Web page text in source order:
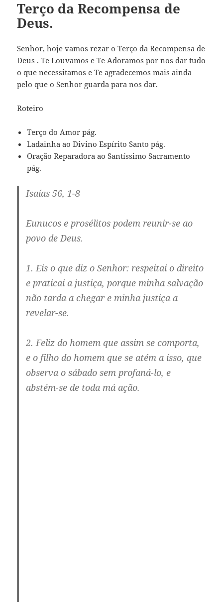
Terço da Recompensa de
Deus.
Senhor, hoje vamos rezar o Terço da Recompensa de
Deus . Te Louvamos e Te Adoramos por nos dar tudo
o que necessitamos e Te agradecemos mais ainda
pelo que o Senhor guarda para nos dar.
Roteiro
Terço do Amor pág.
Ladainha ao Divino Espírito Santo pág.
Oração Reparadora ao Santíssimo Sacramento
pág.
Isaías 56, 1-8
Eunucos e prosélitos podem reunir-se ao
povo de Deus.
1. Eis o que diz o Senhor: respeitai o direito
e praticai a justiça, porque minha salvação
não tarda a chegar e minha justiça a
revelar-se.
2. Feliz do homem que assim se comporta,
e o filho do homem que se atém a isso, que
observa o sábado sem profaná-lo, e
abstém-se de toda má ação.